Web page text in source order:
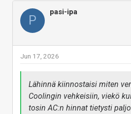
P
pasi-ipa
Jun 17, 2026
Lähinnä kiinnostaisi miten
Coolingin vehkeisiin, viekö
tosin AC:n hinnat tietysti